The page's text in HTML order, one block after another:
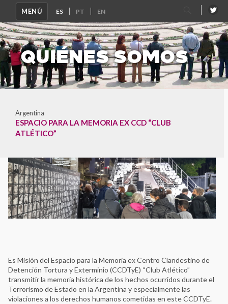
MENÚ
Buscar
por:
QUIÉNES SOMOS
Argentina
ESPACIO PARA LA MEMORIA EX CCD “CLUB
ATLÉTICO”
Es Misión del Espacio para la Memoria ex Centro Clandestino de
Detención Tortura y Exterminio (CCDTyE) “Club Atlético”
transmitir la memoria histórica de los hechos ocurridos durante el
Terrorismo de Estado en la Argentina y especialmente las
violaciones a los derechos humanos cometidas en este CCDTyE.